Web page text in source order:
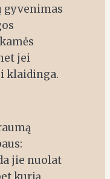
gyvenimas
jei
klaidinga.
jie nuolat